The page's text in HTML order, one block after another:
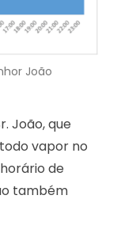
João
João, que
vapor no
de
também